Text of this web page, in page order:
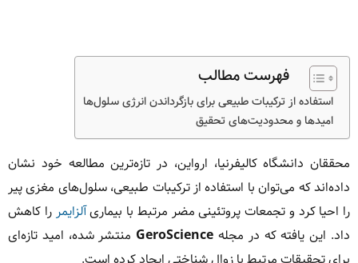
فهرست مطالب
استفاده از ترکیبات طبیعی برای بازگرداندن انرژی سلول‌ها
امیدها و محدودیت‌های تحقیق
محققان دانشگاه کالیفرنیا، ارواین، در تازه‌ترین مطالعه خود نشان
داده‌اند که می‌توان با استفاده از ترکیبات طبیعی، سلول‌های مغزی پیر
را احیا کرد و تجمعات پروتئینی مضر مرتبط با بیماریآلزایمر را کاهش
داد. این یافته که در مجله GeroScience منتشر شده، امید تازه‌ای